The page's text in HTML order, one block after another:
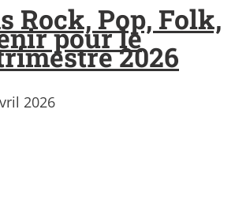
Rock, Pop, Folk,
pour le
2026
2026